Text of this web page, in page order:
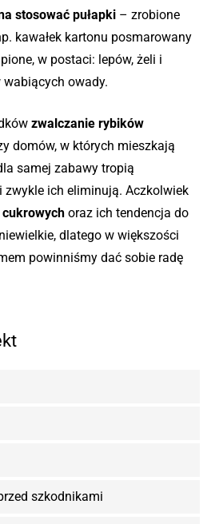
stosować pułapki – zrobione
kawałek kartonu posmarowany
w postaci: lepów, żeli i
owady.
zwalczanie rybików
domów, w których mieszkają
samej zabawy tropią
zwykle ich eliminują. Aczkolwiek
oraz ich tendencja do
dlatego w większości
powinniśmy dać sobie radę
szkodnikami